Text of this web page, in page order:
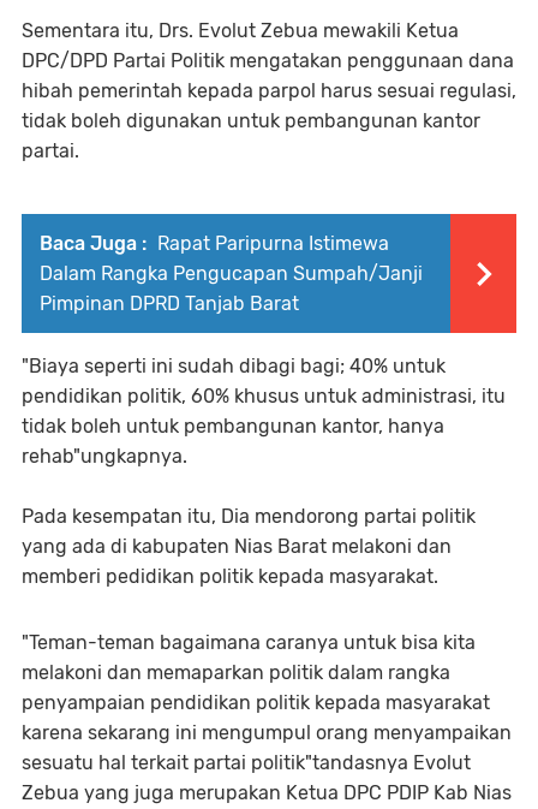
Sementara itu, Drs. Evolut Zebua mewakili Ketua
DPC/DPD Partai Politik mengatakan penggunaan dana
hibah pemerintah kepada parpol harus sesuai regulasi,
tidak boleh digunakan untuk pembangunan kantor
partai.
Baca Juga : Rapat Paripurna Istimewa
Dalam Rangka Pengucapan Sumpah/Janji
Pimpinan DPRD Tanjab Barat
"Biaya seperti ini sudah dibagi bagi; 40% untuk
pendidikan politik, 60% khusus untuk administrasi, itu
tidak boleh untuk pembangunan kantor, hanya
rehab"ungkapnya.
Pada kesempatan itu, Dia mendorong partai politik
yang ada di kabupaten Nias Barat melakoni dan
memberi pedidikan politik kepada masyarakat.
"Teman-teman bagaimana caranya untuk bisa kita
melakoni dan memaparkan politik dalam rangka
penyampaian pendidikan politik kepada masyarakat
karena sekarang ini mengumpul orang menyampaikan
sesuatu hal terkait partai politik"tandasnya Evolut
Zebua yang juga merupakan Ketua DPC PDIP Kab Nias